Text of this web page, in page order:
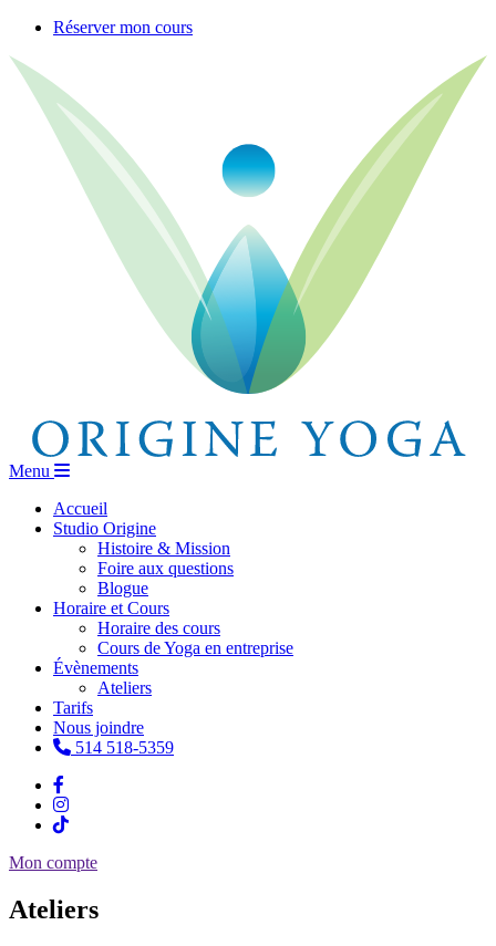
Skip
content
Réserver mon cours
Menu
Accueil
Studio Origine
Histoire & Mission
Foire aux questions
Blogue
Horaire et Cours
Horaire des cours
Cours de Yoga en entreprise
Évènements
Ateliers
Tarifs
Nous joindre
514 518-5359
Mon compte
Ateliers